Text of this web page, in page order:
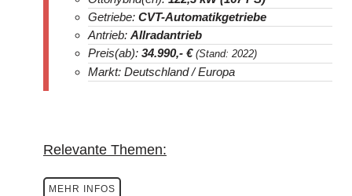
Getriebe: CVT-Automatikgetriebe
Antrieb: Allradantrieb
Preis(ab): 34.990,- € (Stand: 2022)
Markt: Deutschland / Europa
Relevante Themen:
MEHR INFOS